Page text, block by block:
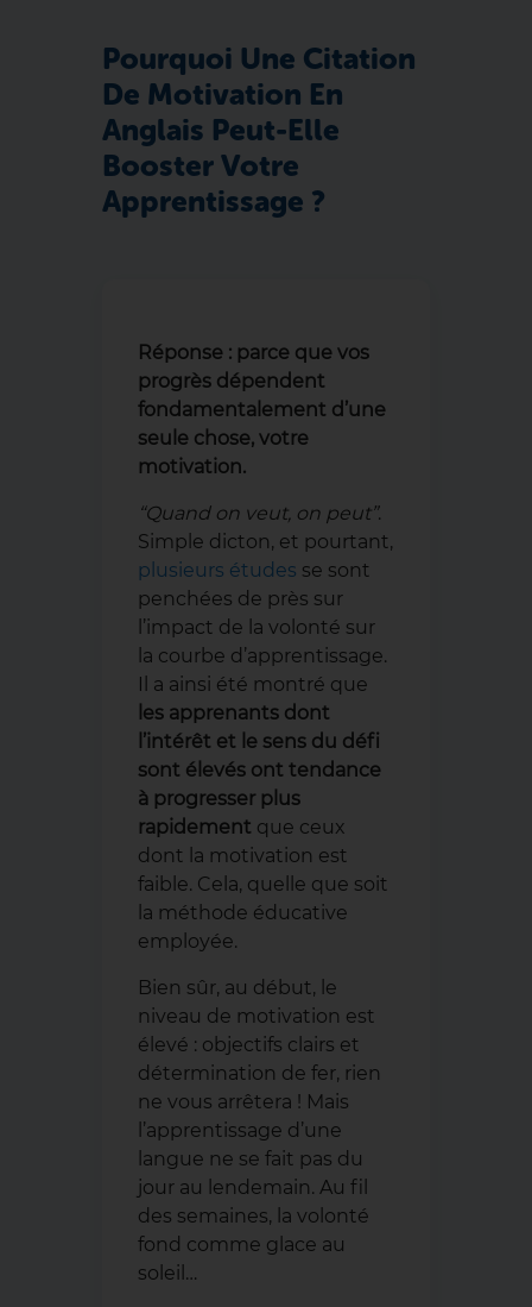
Pourquoi Une Citation
De Motivation En
Anglais Peut-Elle
Booster Votre
Apprentissage ?
Réponse : parce que vos
progrès dépendent
fondamentalement d’une
seule chose, votre
motivation.
“Quand on veut, on peut”.
Simple dicton, et pourtant,
plusieurs études se sont
penchées de près sur
l’impact de la volonté sur
la courbe d’apprentissage.
Il a ainsi été montré que
les apprenants dont
l’intérêt et le sens du défi
sont élevés ont tendance
à progresser plus
rapidement que ceux
dont la motivation est
faible. Cela, quelle que soit
la méthode éducative
employée.
Bien sûr, au début, le
niveau de motivation est
élevé : objectifs clairs et
détermination de fer, rien
ne vous arrêtera ! Mais
l’apprentissage d’une
langue ne se fait pas du
jour au lendemain. Au fil
des semaines, la volonté
fond comme glace au
soleil…